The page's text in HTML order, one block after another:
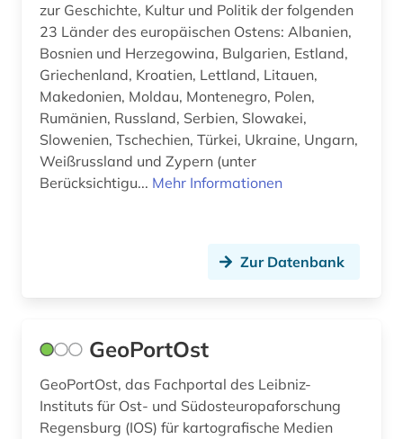
zur Geschichte, Kultur und Politik der folgenden
23 Länder des europäischen Ostens: Albanien,
Bosnien und Herzegowina, Bulgarien, Estland,
Griechenland, Kroatien, Lettland, Litauen,
Makedonien, Moldau, Montenegro, Polen,
Rumänien, Russland, Serbien, Slowakei,
Slowenien, Tschechien, Türkei, Ukraine, Ungarn,
Weißrussland und Zypern (unter
Berücksichtigu... Mehr Informationen
Zur Datenbank
GeoPortOst
GeoPortOst, das Fachportal des Leibniz-
Instituts für Ost- und Südosteuropaforschung
Regensburg (IOS) für kartografische Medien